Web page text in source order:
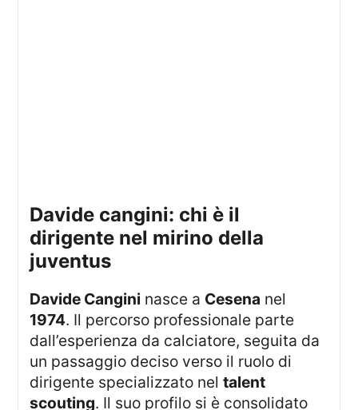
davide cangini: chi è il
dirigente nel mirino della
juventus
Davide Cangini nasce a Cesena nel
1974. Il percorso professionale parte
dall’esperienza da calciatore, seguita da
un passaggio deciso verso il ruolo di
dirigente specializzato neltalent
scouting. Il suo profilo si è consolidato